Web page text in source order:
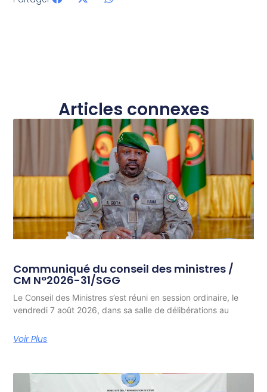
Articles connexes
Communiqué du conseil des ministres /
CM N°2026-31/SGG
Le Conseil des Ministres s’est réuni en session ordinaire, le
vendredi 7 août 2026, dans sa salle de délibérations au
Voir Plus